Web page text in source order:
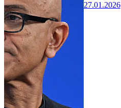
27.01.2026